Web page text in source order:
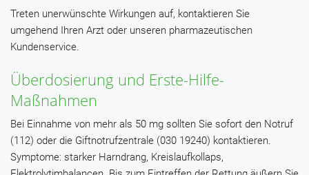
Treten unerwünschte Wirkungen auf, kontaktieren Sie
umgehend Ihren Arzt oder unseren pharmazeutischen
Kundenservice.
Überdosierung und Erste-Hilfe-
Maßnahmen
Bei Einnahme von mehr als 50 mg sollten Sie sofort den Notruf
(112) oder die Giftnotrufzentrale (030 19240) kontaktieren.
Symptome: starker Harndrang, Kreislaufkollaps,